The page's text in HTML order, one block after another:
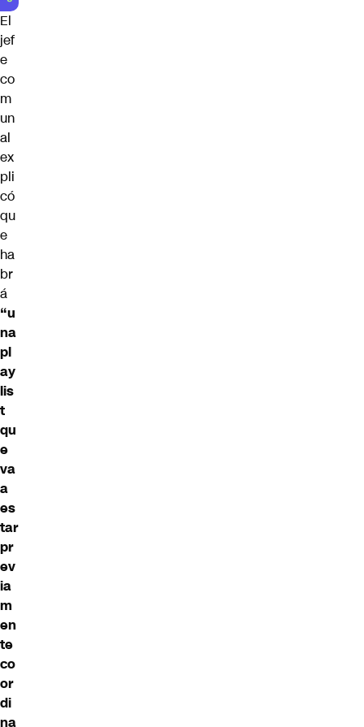
El
jef
e
co
m
un
al
ex
pli
có
qu
e
ha
br
á
“u
na
pl
ay
lis
t
qu
e
va
a
es
tar
pr
ev
ia
m
en
te
co
or
di
na